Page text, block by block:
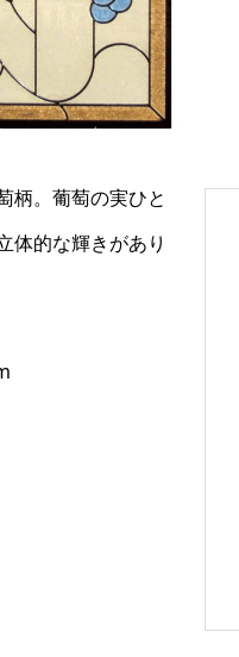
柄。葡萄の実ひと
体的な輝きがあり